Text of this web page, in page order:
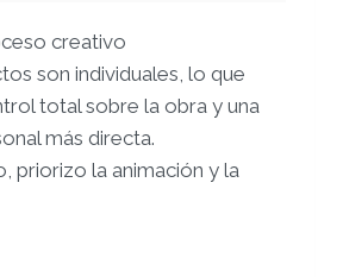
creativo
son individuales, lo que
total sobre la obra y una
más directa.
priorizo la animación y la